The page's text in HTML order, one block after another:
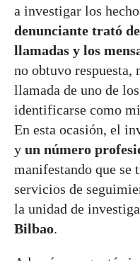
a investigar los
denunciante trató
llamadas y los
no obtuvo respuesta,
llamada de uno de
identificarse como
En esta ocasión, el
y un número
manifestando que se
servicios de
la unidad de
Bilbao.